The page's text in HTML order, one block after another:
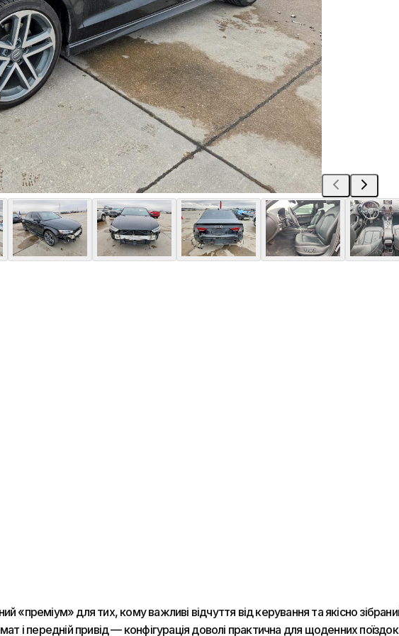
«преміум» для тих, кому важливі відчуття від керування та якісно
і передній привід — конфігурація доволі практична для щоденних